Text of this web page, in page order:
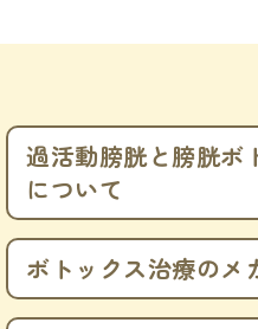
過活動膀胱と膀胱ボ
について
ボトックス治療のメ